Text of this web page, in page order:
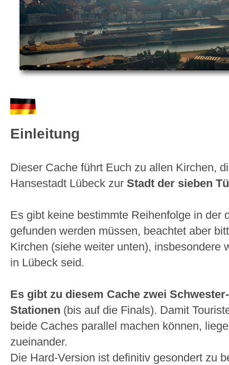
Einleitung
Dieser Cache führt Euch zu allen Kirchen,
Hansestadt Lübeck zur Stadt der sieben
Es gibt keine bestimmte Reihenfolge in der
gefunden werden müssen, beachtet aber
Kirchen (siehe weiter unten), insbesondere
in Lübeck seid.
Es gibt zu diesem Cache zwei
Stationen (bis auf die Finals). Damit
beide Caches parallel machen können,
zueinander.
Die Hard-Version ist definitiv gesondert zu